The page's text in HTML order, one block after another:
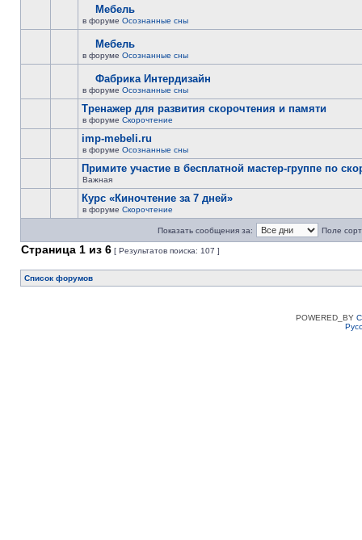
Мебель
в форуме Осознанные сны
Мебель
в форуме Осознанные сны
Фабрика Интердизайн
в форуме Осознанные сны
Тренажер для развития скорочтения и памяти
в форуме Скорочтение
imp-mebeli.ru
в форуме Осознанные сны
Примите участие в бесплатной мастер-группе по
Важная
Курс «Киночтение за 7 дней»
в форуме Скорочтение
Показать сообщения за: Поле
Страница 1 из 6 [ Результатов поиска: 107 ]
Список форумов
POWERED_BY